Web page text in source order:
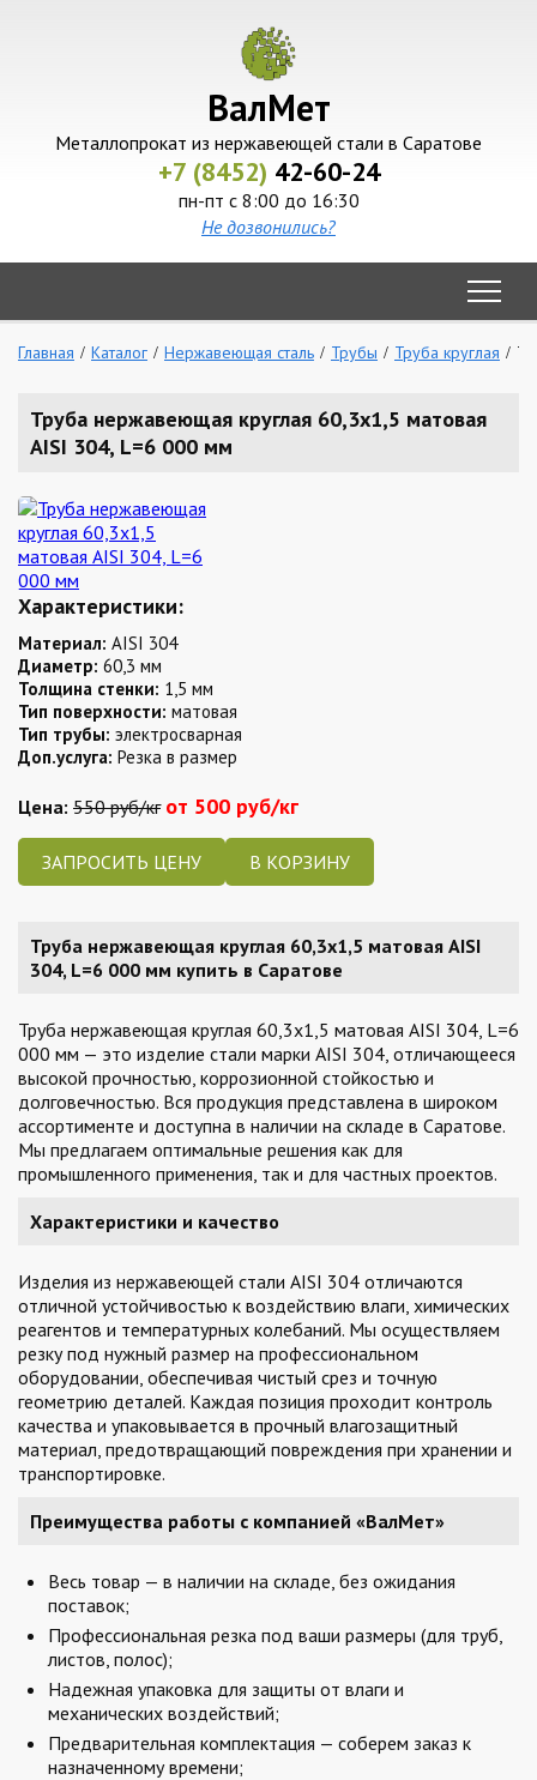
ВалМет
Металлопрокат из нержавеющей стали в Саратове
+7 (8452) 42-60-24
пн-пт с 8:00 до 16:30
Не дозвонились?
Главная Каталог Нержавеющая сталь Трубы Труба круглая
Труба нержавеющая круглая 60,3х1,5 матовая
AISI 304, L=6 000 мм
Характеристики:
Материал: AISI 304
Диаметр: 60,3 мм
Толщина стенки: 1,5 мм
Тип поверхности: матовая
Тип трубы: электросварная
Доп.услуга: Резка в размер
Цена: 550 руб/кг от 500 руб/кг
ЗАПРОСИТЬ ЦЕНУ
Труба нержавеющая круглая 60,3х1,5 матовая AISI
304, L=6 000 мм купить в Саратове
Труба нержавеющая круглая 60,3х1,5 матовая AISI 304, L=6
000 мм — это изделие стали марки AISI 304, отличающееся
высокой прочностью, коррозионной стойкостью и
долговечностью. Вся продукция представлена в широком
ассортименте и доступна в наличии на складе в Саратове.
Мы предлагаем оптимальные решения как для
промышленного применения, так и для частных проектов.
Характеристики и качество
Изделия из нержавеющей стали AISI 304 отличаются
отличной устойчивостью к воздействию влаги, химических
реагентов и температурных колебаний. Мы осуществляем
резку под нужный размер на профессиональном
оборудовании, обеспечивая чистый срез и точную
геометрию деталей. Каждая позиция проходит контроль
качества и упаковывается в прочный влагозащитный
материал, предотвращающий повреждения при хранении и
транспортировке.
Преимущества работы с компанией «ВалМет»
Весь товар — в наличии на складе, без ожидания
поставок;
Профессиональная резка под ваши размеры (для труб,
листов, полос);
Надежная упаковка для защиты от влаги и
механических воздействий;
Предварительная комплектация — соберем заказ к
назначенному времени;